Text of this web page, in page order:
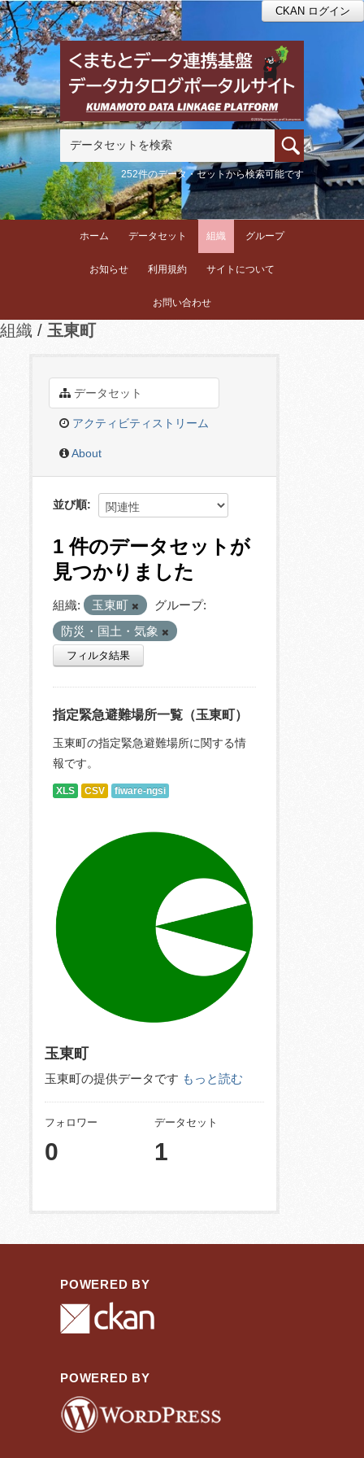
CKAN ログイン
252件のデータ・セットから検索可能です
ホーム データセット 組織 グループ
お知らせ 利用規約 サイトについて
お問い合わせ
組織 玉東町
データセット
アクティビティストリーム
About
並び順
1 件のデータセットが
見つかりました
組織: 玉東町
グループ:
防災・国土・気象
フィルタ結果
指定緊急避難場所一覧（玉東町）
玉東町の指定緊急避難場所に関する情
報です。
XLS CSV fiware-ngsi
玉東町
玉東町の提供データです もっと読む
フォロワー
0
データセット
1
POWERED BY
POWERED BY